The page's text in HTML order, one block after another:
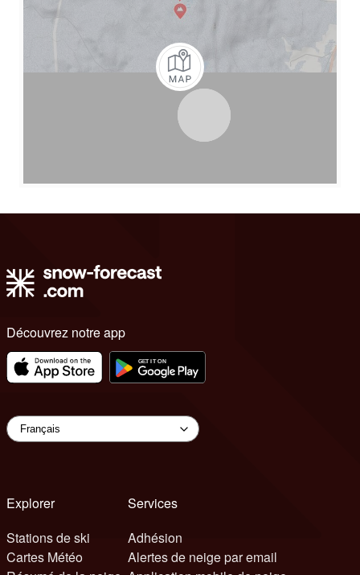
Découvrez notre app
Explorer
Stations de ski
Cartes Météo
Services
Adhésion
Alertes de neige par email